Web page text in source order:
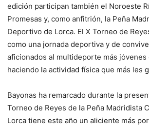
edición participan también el Noroeste
Promesas y, como anfitrión, la Peña
Deportivo de Lorca. El X Torneo de
como una jornada deportiva y de
aficionados al multideporte más jóvenes
haciendo la actividad física que más les
Bayonas ha remarcado durante la
Torneo de Reyes de la Peña Madridista
Lorca tiene este año un aliciente más